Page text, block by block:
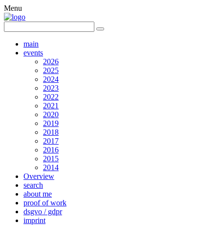
Menu
main
events
2026
2025
2024
2023
2022
2021
2020
2019
2018
2017
2016
2015
2014
Overview
search
about me
proof of work
dsgvo / gdpr
imprint